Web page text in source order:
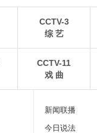
8月6日，重庆梁平星
CCTV-3
综 艺
CCTV-11
戏 曲
新闻联播
今日说法